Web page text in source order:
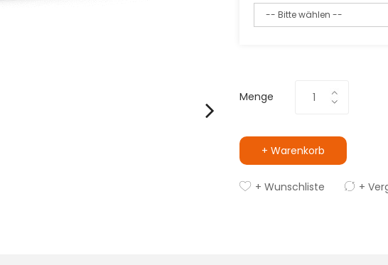
Menge
+ Warenkorb
+ Wunschliste +